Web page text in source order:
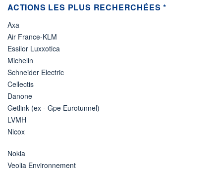
+ PORTEFEUILLE
ACTIONS LES PLUS RECHERCHÉES *
Axa
Air France-KLM
Essilor Luxxotica
Michelin
Schneider Electric
Cellectis
Danone
Getlink (ex - Gpe Eurotunnel)
LVMH
Nicox
Nokia
Veolia Environnement